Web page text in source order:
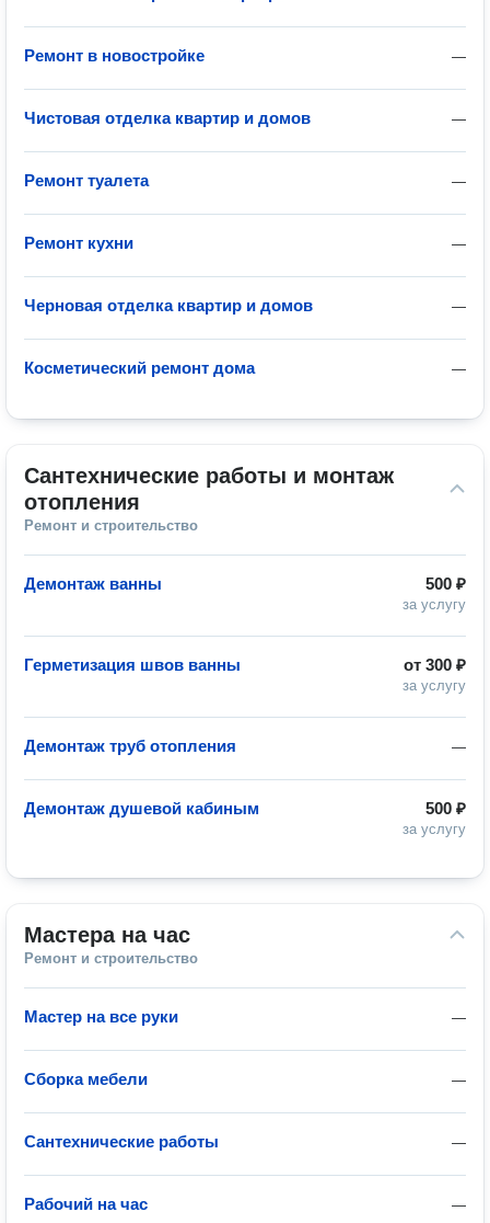
—
Ремонт в новостройке
—
Чистовая отделка квартир и домов
—
Ремонт туалета
—
Ремонт кухни
—
Черновая отделка квартир и домов
—
Косметический ремонт дома
Сантехнические работы и монтаж
отопления
Ремонт и строительство
500 ₽
за услугу
Демонтаж ванны
от 300 ₽
за услугу
Герметизация швов ванны
—
Демонтаж труб отопления
500 ₽
за услугу
Демонтаж душевой кабиным
Мастера на час
Ремонт и строительство
—
Мастер на все руки
—
Сборка мебели
—
Сантехнические работы
—
Рабочий на час